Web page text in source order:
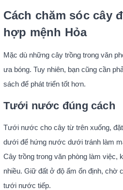
Cách chăm sóc cây
hợp mệnh Hỏa
Mặc dù những cây trồng trong văn
ưa bóng. Tuy nhiên, bạn cũng cần
sách để phát triển tốt hơn.
Tưới nước đúng cách
Tưới nước cho cây từ trên xuống,
dưới để hứng nước dưới tránh làm
Cây trồng trong văn phòng làm việc,
nhiều. Giữ đất ở độ ẩm ổn định, chờ
tưới nước tiếp.